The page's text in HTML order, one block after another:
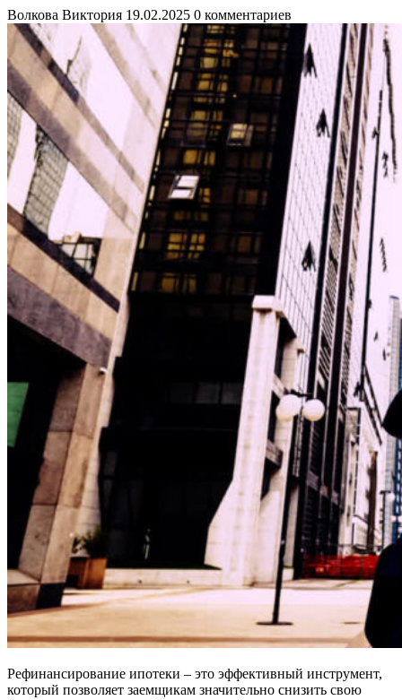
Волкова Виктория 19.02.2025 0 комментариев
Рефинансирование ипотеки – это эффективный инструмент,
который позволяет заемщикам значительно снизить свою